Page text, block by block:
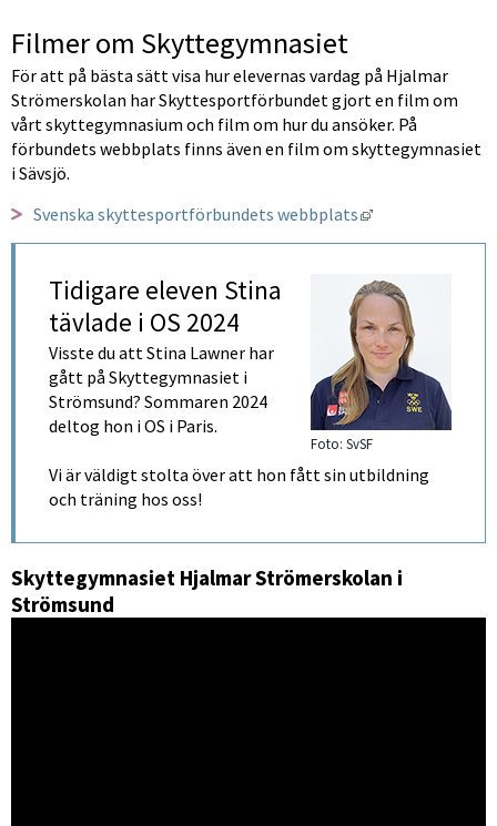
Filmer om Skyttegymnasiet
För att på bästa sätt visa hur elevernas vardag på Hjalmar
Strömerskolan har Skyttesportförbundet gjort en film om
vårt skyttegymnasium och film om hur du ansöker. På
förbundets webbplats finns även en film om skyttegymnasiet
i Sävsjö.
Svenska skyttesportförbundets webbplats
Länk till annan
Foto: SvSF
Tidigare eleven Stina
tävlade i OS 2024
Visste du att Stina Lawner har
gått på Skyttegymnasiet i
Strömsund? Sommaren 2024
deltog hon i OS i Paris.
Vi är väldigt stolta över att hon fått sin utbildning
och träning hos oss!
Skyttegymnasiet Hjalmar Strömerskolan i
Strömsund